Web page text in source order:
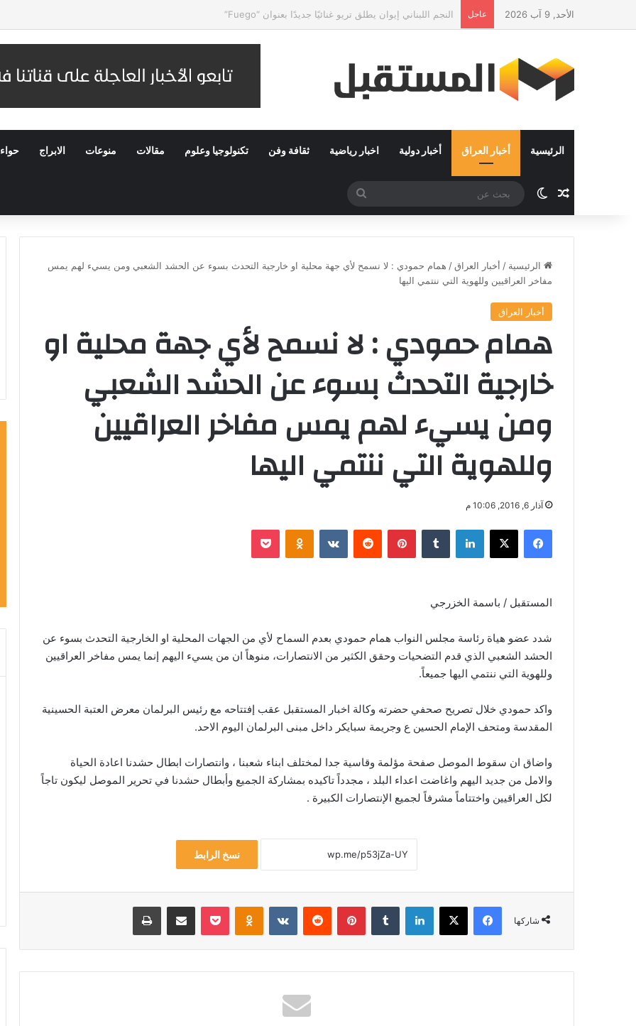
الأحد, 9 آب 2026 عاجل وزير الشؤون الإسلامية يفتتح التصفيات النهائية لمسابقة الملك عبدالعزيز الدولية للقرآن الكريم في دورتها الـ46
الرئيسية أخبار العراق أخبار دولية اخبار رياضية ثقافة وفن تكنولوجيا وعلوم مقالات منوعات الابراج حواء
مقال عشوائي
الوضع المظلم
عن
الرئيسية / أخبار العراق/ همام حمودي : لا نسمح لأي جهة محلية او خارجية التحدث بسوء عن الحشد الشعبي ومن يسيء لهم يمس
مفاخر العراقيين وللهوية التي ننتمي اليها
أخبار العراق
همام حمودي : لا نسمح لأي جهة محلية او
خارجية التحدث بسوء عن الحشد الشعبي
ومن يسيء لهم يمس مفاخر العراقيين
وللهوية التي ننتمي اليها
آذار 6, 2016, 10:06 م
فيسبوك لينكدإن بينتيريست
المستقبل / باسمة الخزرجي
شدد عضو هياة رئاسة مجلس النواب همام حمودي بعدم السماح لأي من الجهات المحلية او الخارجية التحدث بسوء عن
الحشد الشعبي الذي قدم التضحيات وحقق الكثير من الانتصارات، منوهاً ان من يسيء اليهم إنما يمس مفاخر العراقيين
وللهوية التي ننتمي اليها جميعاً.
واكد حمودي خلال تصريح صحفي حضرته وكالة اخبار المستقبل عقب إفتتاحه مع رئيس البرلمان معرض العتبة الحسينية
المقدسة ومتحف الإمام الحسين ع وجريمة سبايكر داخل مبنى البرلمان اليوم الاحد.
واضاق ان سقوط الموصل صفحة مؤلمة وقاسية جدا لمختلف ابناء شعبنا ، وانتصارات ابطال حشدنا اعادة الحياة
والامل من جديد اليهم واغاضت اعداء البلد ، مجدداً تاكيده بمشاركة الجميع وأبطال حشدنا في تحرير الموصل ليكون تاجاً
لكل العراقيين واختتاماً مشرفاً لجميع الإنتصارات الكبيرة .
نسخ الرابط
شاركها
فيسبوك لينكدإن بينتيريست